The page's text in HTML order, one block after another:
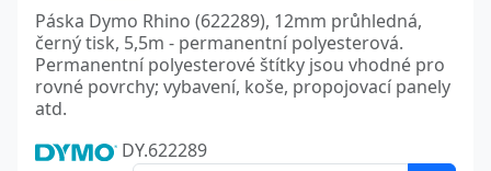
Páska Dymo Rhino (622289), 12mm průhledná,
černý tisk, 5,5m - permanentní polyesterová.
Permanentní polyesterové štítky jsou vhodné pro
rovné povrchy; vybavení, koše, propojovací panely
atd.
DY.622289